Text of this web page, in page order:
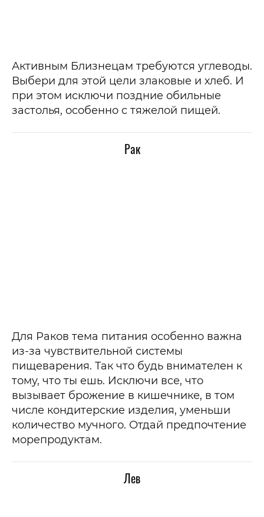
Активным Близнецам требуются углеводы.
Выбери для этой цели злаковые и хлеб. И
при этом исключи поздние обильные
застолья, особенно с тяжелой пищей.
Рак
Для Раков тема питания особенно важна
из-за чувствительной системы
пищеварения. Так что будь внимателен к
тому, что ты ешь. Исключи все, что
вызывает брожение в кишечнике, в том
числе кондитерские изделия, уменьши
количество мучного. Отдай предпочтение
морепродуктам.
Лев